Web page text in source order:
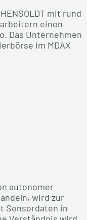
mit rund
einen
Das Unternehmen
im MDAX
autonomer
wird zur
Sensordaten in